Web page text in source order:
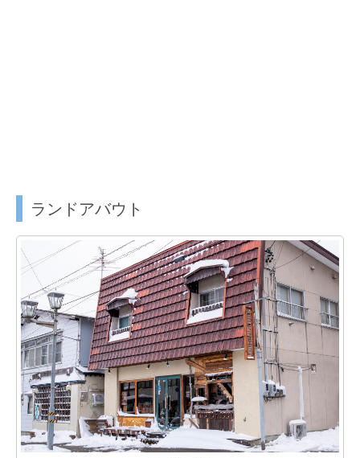
ランドアバウト